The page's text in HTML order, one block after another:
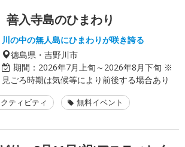
善入寺島のひまわり
川の中の無人島にひまわりが咲き誇る
徳島県・吉野川市
期間： 2026年7月上旬～2026年8月下旬 ※
見ごろ時期は気候等により前後する場合あり
ティビティ 無料イベント